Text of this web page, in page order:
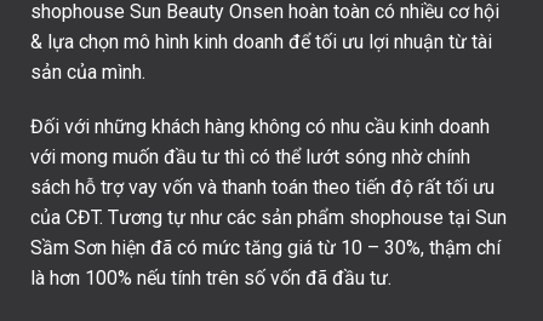
shophouse Sun Beauty Onsen hoàn toàn có nhiều cơ hội
& lựa chọn mô hình kinh doanh để tối ưu lợi nhuận từ tài
sản của mình.
Đối với những khách hàng không có nhu cầu kinh doanh
với mong muốn đầu tư thì có thể lướt sóng nhờ chính
sách hỗ trợ vay vốn và thanh toán theo tiến độ rất tối ưu
của CĐT. Tương tự như các sản phẩm shophouse tại Sun
Sầm Sơn hiện đã có mức tăng giá từ 10 – 30%, thậm chí
là hơn 100% nếu tính trên số vốn đã đầu tư.